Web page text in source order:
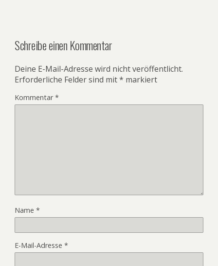
Schreibe einen Kommentar
Deine E-Mail-Adresse wird nicht veröffentlicht.
Erforderliche Felder sind mit* markiert
Kommentar*
Name *
E-Mail-Adresse *